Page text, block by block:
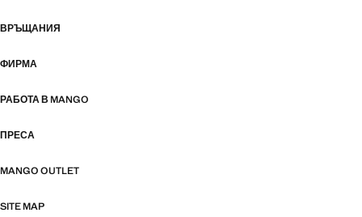
ВРЪЩАНИЯ
ФИРМА
РАБОТА В MANGO
ПРЕСА
MANGO OUTLET
SITE MAP